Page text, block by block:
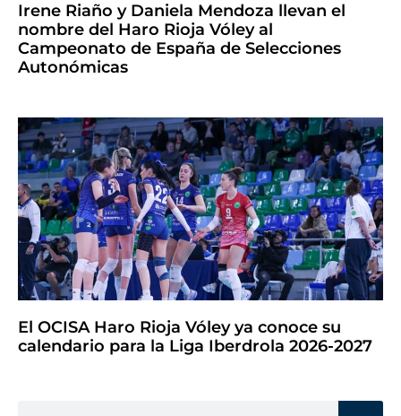
Irene Riaño y Daniela Mendoza llevan el
nombre del Haro Rioja Vóley al
Campeonato de España de Selecciones
Autonómicas
El OCISA Haro Rioja Vóley ya conoce su
calendario para la Liga Iberdrola 2026-2027